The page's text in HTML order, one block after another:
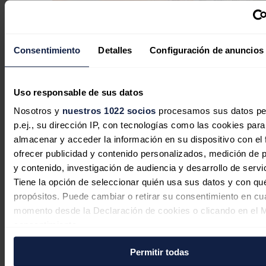
Consentimiento Detalles Configuración de anuncios
Uso responsable de sus datos
Nosotros y nuestros 1022 socios procesamos sus datos
p.ej., su dirección IP, con tecnologías como las cookies para
almacenar y acceder la información en su dispositivo con el
ofrecer publicidad y contenido personalizados, medición de
y contenido, investigación de audiencia y desarrollo de
Tiene la opción de seleccionar quién usa sus datos y con
propósitos. Puede cambiar o retirar su consentimiento en
momento desde la Declaración de cookies o clicando en el
Si lo permite, también quisiéramos:Permitir todas
La industria eólica recupera impulso,
pero encara una nueva etapa
marcada por la eficiencia y la
rentabilidad
José A. Roca04/08/2026